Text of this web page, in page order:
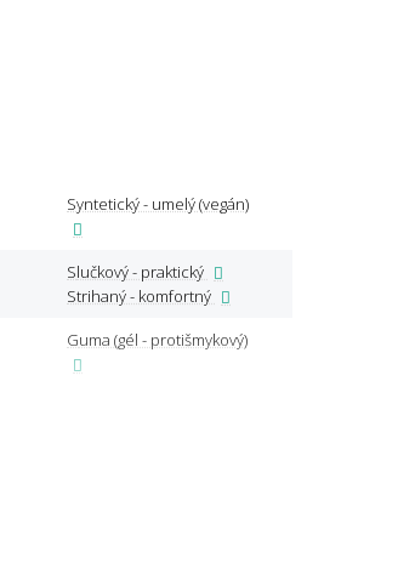
Syntetický - umelý (vegán)
Slučkový - praktický
Strihaný - komfortný
Guma (gél - protišmykový)